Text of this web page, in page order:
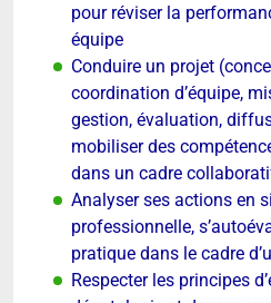
pour réviser la
équipe
Conduire un projet
coordination d’équipe,
gestion, évaluation,
mobiliser des
dans un cadre
Analyser ses actions en
professionnelle,
pratique dans le cadre
Respecter les principes